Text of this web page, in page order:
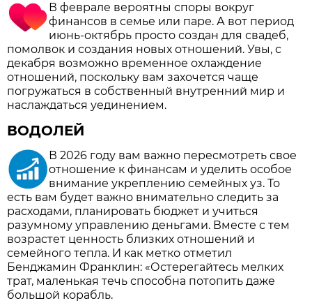
В феврале вероятны споры вокруг
финансов в семье или паре. А вот период
июнь-октябрь просто создан для свадеб,
помолвок и создания новых отношений. Увы, с
декабря возможно временное охлаждение
отношений, поскольку вам захочется чаще
погружаться в собственный внутренний мир и
наслаждаться уединением.
ВОДОЛЕЙ
В 2026 году вам важно пересмотреть свое
отношение к финансам и уделить особое
внимание укреплению семейных уз. То
есть вам будет важно внимательно следить за
расходами, планировать бюджет и учиться
разумному управлению деньгами. Вместе с тем
возрастет ценность близких отношений и
семейного тепла. И как метко отметил
Бенджамин Франклин: «Остерегайтесь мелких
трат, маленькая течь способна потопить даже
большой корабль.